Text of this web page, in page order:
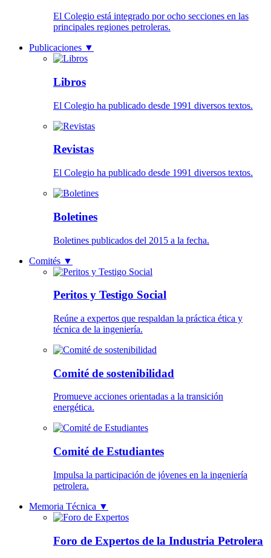
El Colegio está integrado por ocho secciones en las
principales regiones petroleras.
Publicaciones ▼
Libros
El Colegio ha publicado desde 1991 diversos textos.
Revistas
El Colegio ha publicado desde 1991 diversos textos.
Boletines
Boletines publicados del 2015 a la fecha.
Comités ▼
Peritos y Testigo Social
Reúne a expertos que respaldan la práctica ética y
técnica de la ingeniería.
Comité de sostenibilidad
Promueve acciones orientadas a la transición
energética.
Comité de Estudiantes
Impulsa la participación de jóvenes en la ingeniería
petrolera.
Memoria Técnica ▼
Foro de Expertos de la Industria Petrolera